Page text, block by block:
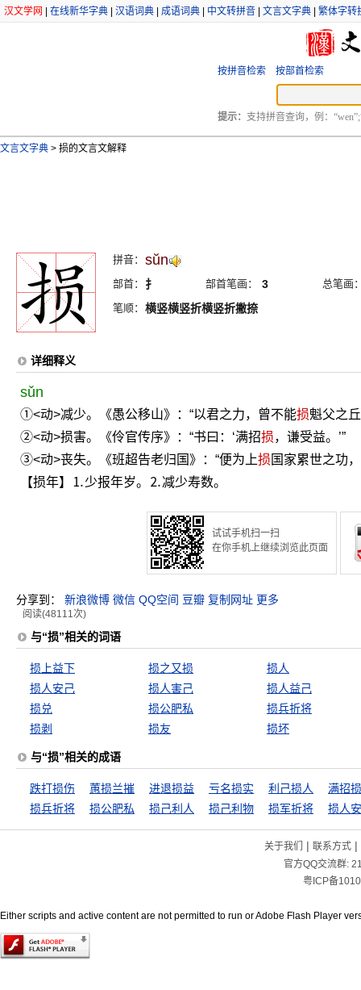
汉文学网 在线新华字典 汉语词典 成语词典 中文转拼音 文言文字典 繁体字转
按拼音检索 按部首检索
提示： 支持拼音查询，例：
文言文字典 > 损的文言文解释
拼音： sŭn
部首： 扌 部首笔画： 3
总笔画
笔顺： 横竖横竖折横竖折撇捺
详细释义
sǔn
①<动>减少。《愚公移山》：“以君之力，曾不能损魁父之
②<动>损害。《伶官传序》：“书曰：‘满招损，谦受益。’”
③<动>丧失。《班超告老归国》：“便为上损 国家累世之功
【损年】⒈少报年岁。⒉减少寿数。
试试手机扫一扫
在你手机上继续浏览此页面
分享到： 新浪微博 微信 QQ空间 豆瓣 复制网址 更多
阅读(48111次)
与“损”相关的词语
损上益下 损之又损
损人
损人安己
损人害己
损人益己
损兑
损公肥私
损兵折将
损剥
损友 损坏
与“损”相关的成语
跌打损伤 蕙损兰摧 进退损益 亏名损实
利己损人
损兵折将
损公肥私 损己利人 损己利物 损军折将 损人
关于我们 | 联系方式|
官方QQ交流群:
粤ICP备
Either scripts and active content are not permitted to run or Adobe Flash Player